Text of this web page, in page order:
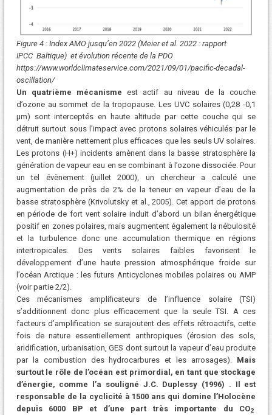
Figure 4 : Index AMO jusqu’en 2022 (Meier et al. 2022 : rapport
IPCC Baltique) et évolution récente de la PDO
https://www.worldclimateservice.com/2021/09/01/pacific-decadal-
oscillation/
Un quatrième mécanisme est actif au niveau de la couche
d’ozone au sommet de la tropopause. Les UVC solaires (0,28 -0,1
µm) sont interceptés en haute altitude par cette couche qui se
détruit surtout sous l’impact avec protons solaires véhiculés par le
vent, de manière nettement plus efficaces que les seuls UV solaires.
Les protons (H+) incidents amènent dans la basse stratosphère la
génération de vapeur eau en se combinant à l’ozone dissociée. Pour
un tel évènement (juillet 2000), un chercheur a calculé une
augmentation de près de 2% de la teneur en vapeur d’eau de la
basse stratosphère (Krivolutsky et al., 2005). Cet apport de protons
en période de fort vent solaire induit d’abord un bilan énergétique
positif en zones polaires, mais augmentent également la nébulosité
et la turbulence donc une accumulation thermique en régions
intertropicales. Des vents solaires faibles favorisent le
développement d’une haute pression atmosphérique froide sur
l’océan Arctique : les futurs Anticyclones mobiles polaires ou AMP
(voir partie 2/2).
Ces mécanismes amplificateurs de l’influence solaire (TSI)
s’additionnent donc plus efficacement que la seule TSI. A ces
facteurs d’amplification se surajoutent des effets rétroactifs, cette
fois de nature essentiellement anthropiques (érosion des sols,
aridification, urbanisation, GES dont surtout la vapeur d’eau produite
par la combustion des hydrocarbures et les arrosages). Mais
surtout le rôle de l’océan est primordial, en tant que stockage
d’énergie, comme l’a souligné J.C. Duplessy (1996) . Il est
responsable de la cyclicité à 1500 ans qui domine l’Holocène
depuis 6000 BP et d’une part très importante du CO2